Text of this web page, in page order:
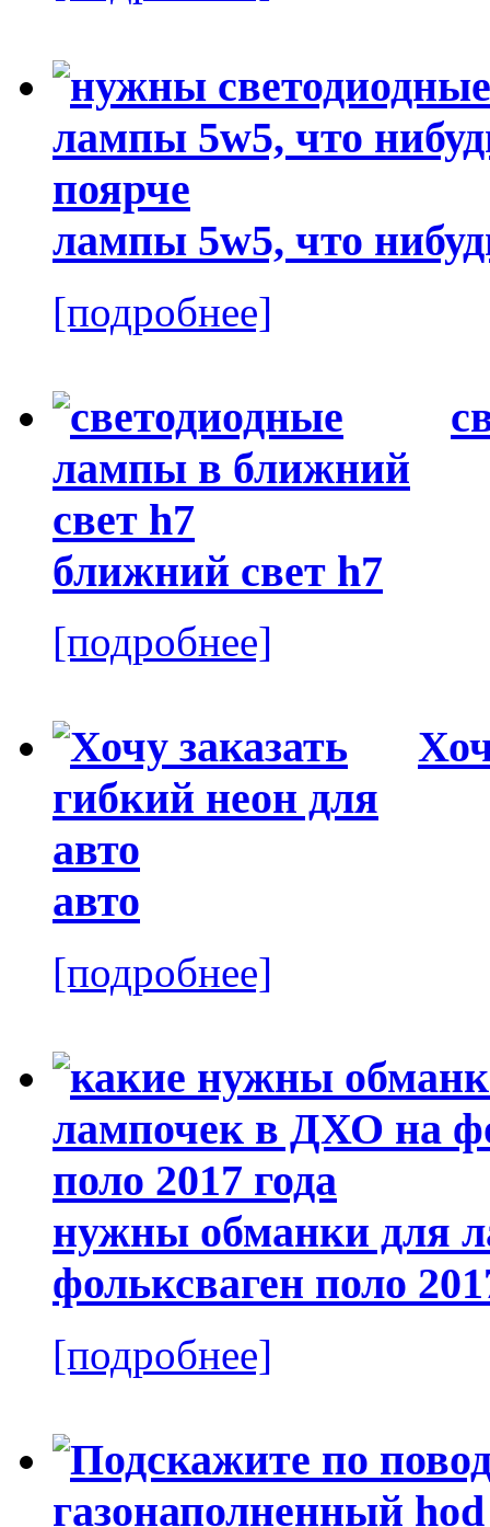
лампы 5w5, что
[подробнее]
ближний свет h7
[подробнее]
авто
[подробнее]
нужны обманки для
фольксваген поло
[подробнее]